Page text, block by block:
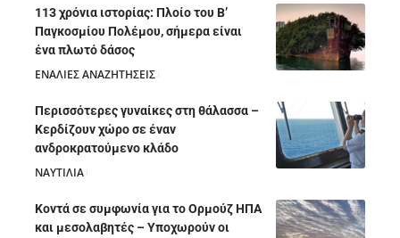
113 χρόνια ιστορίας: Πλοίο του Β’
Παγκοσμίου Πολέμου, σήμερα είναι
ένα πλωτό δάσος
ΕΝΑΛΙΕΣ ΑΝΑΖΗΤΗΣΕΙΣ
Περισσότερες γυναίκες στη θάλασσα –
Κερδίζουν χώρο σε έναν
ανδροκρατούμενο κλάδο
ΝΑΥΤΙΛΙΑ
Κοντά σε συμφωνία για το Ορμούζ ΗΠΑ
και μεσολαβητές – Υποχωρούν οι